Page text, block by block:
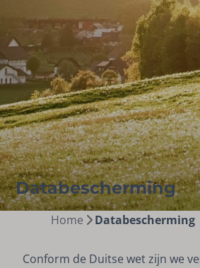
Databescherming
Home Databescherming
Conform de Duitse wet zijn we